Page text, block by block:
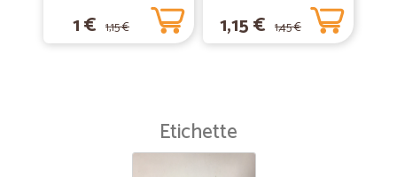
1 € 1,15 € 1,15 € 1,45 €
Etichette